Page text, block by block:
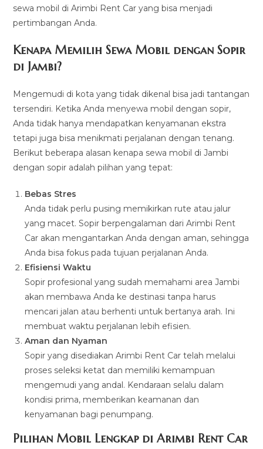
sewa mobil di Arimbi Rent Car yang bisa menjadi
pertimbangan Anda.
Kenapa Memilih Sewa Mobil dengan Sopir
di Jambi?
Mengemudi di kota yang tidak dikenal bisa jadi tantangan
tersendiri. Ketika Anda menyewa mobil dengan sopir,
Anda tidak hanya mendapatkan kenyamanan ekstra
tetapi juga bisa menikmati perjalanan dengan tenang.
Berikut beberapa alasan kenapa sewa mobil di Jambi
dengan sopir adalah pilihan yang tepat:
Bebas Stres
Anda tidak perlu pusing memikirkan rute atau jalur
yang macet. Sopir berpengalaman dari Arimbi Rent
Car akan mengantarkan Anda dengan aman, sehingga
Anda bisa fokus pada tujuan perjalanan Anda.
Efisiensi Waktu
Sopir profesional yang sudah memahami area Jambi
akan membawa Anda ke destinasi tanpa harus
mencari jalan atau berhenti untuk bertanya arah. Ini
membuat waktu perjalanan lebih efisien.
Aman dan Nyaman
Sopir yang disediakan Arimbi Rent Car telah melalui
proses seleksi ketat dan memiliki kemampuan
mengemudi yang andal. Kendaraan selalu dalam
kondisi prima, memberikan keamanan dan
kenyamanan bagi penumpang.
Pilihan Mobil Lengkap di Arimbi Rent Car